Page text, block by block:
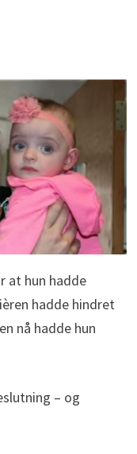
at hun hadde
hadde hindret
nå hadde hun
– og